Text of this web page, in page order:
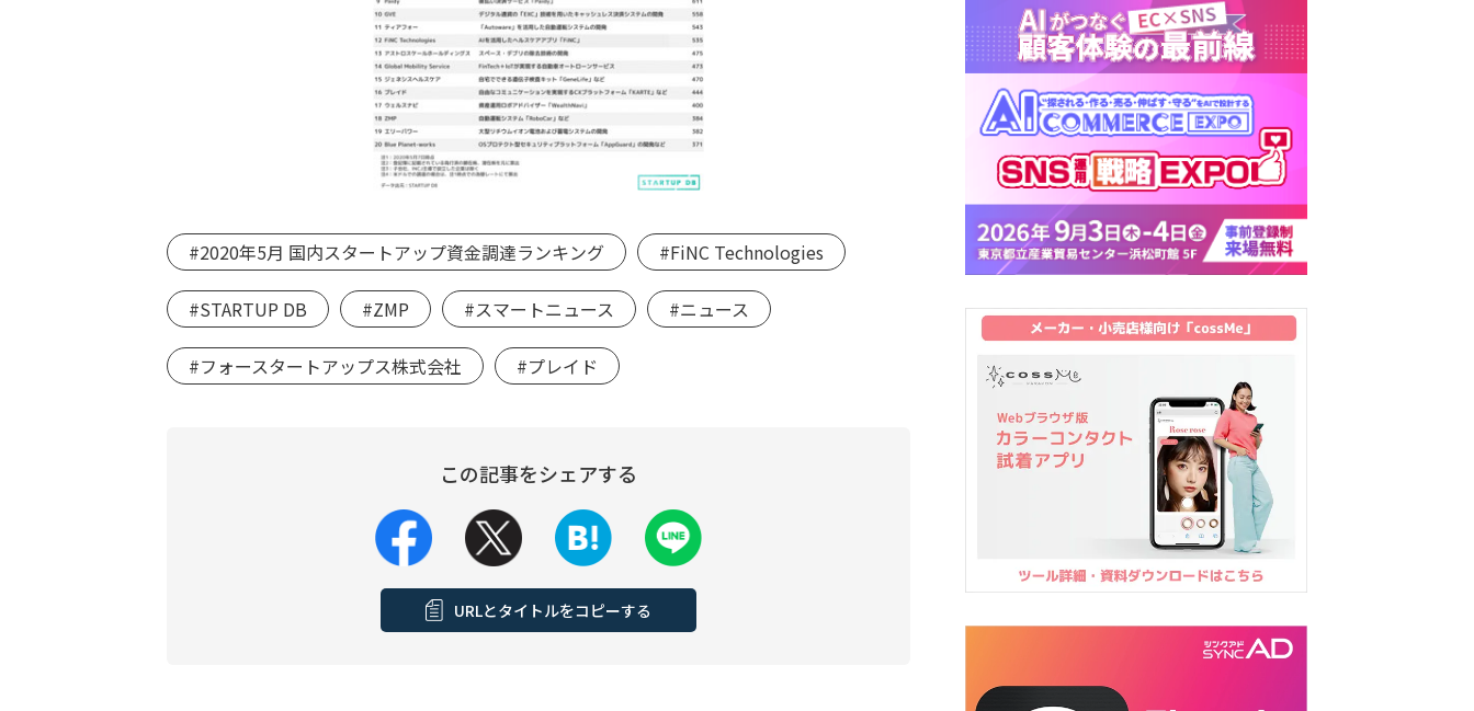
#2020年5月 国内スタートアップ資金調達ランキング #FiNC Technologies
#STARTUP DB #ZMP #スマートニュース #ニュース
#フォースタートアップス株式会社 #プレイド
この記事をシェアする
URLとタイトルをコピーする